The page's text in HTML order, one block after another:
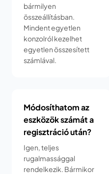
bármilyen
összeállításban.
Mindent egyetlen
konzolról kezelhet
egyetlen összesített
számlával.
Módosíthatom az
eszközök számát a
regisztráció után?
Igen, teljes
rugalmassággal
rendelkezik. Bármikor